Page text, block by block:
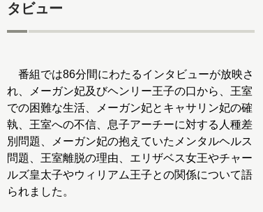
タビュー
番組では86分間にわたるインタビューが放映さ
れ、メーガン妃及びヘンリー王子の口から、王室
での困難な生活、メーガン妃とキャサリン妃の確
執、王室への不信、息子アーチーに対する人種差
別問題、メーガン妃の抱えていたメンタルヘルス
問題、王室離脱の理由、エリザベス女王やチャー
ルズ皇太子やウィリアム王子との関係について語
られました。